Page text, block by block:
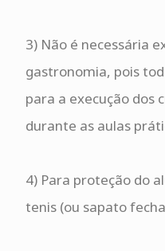
3) Não é necessária
gastronomia, pois
para a execução dos
durante as aulas
4) Para proteção do
tenis (ou sapato